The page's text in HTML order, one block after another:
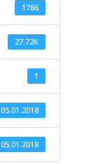
1786
27.72K
1
05.01.2018
05.01.2018